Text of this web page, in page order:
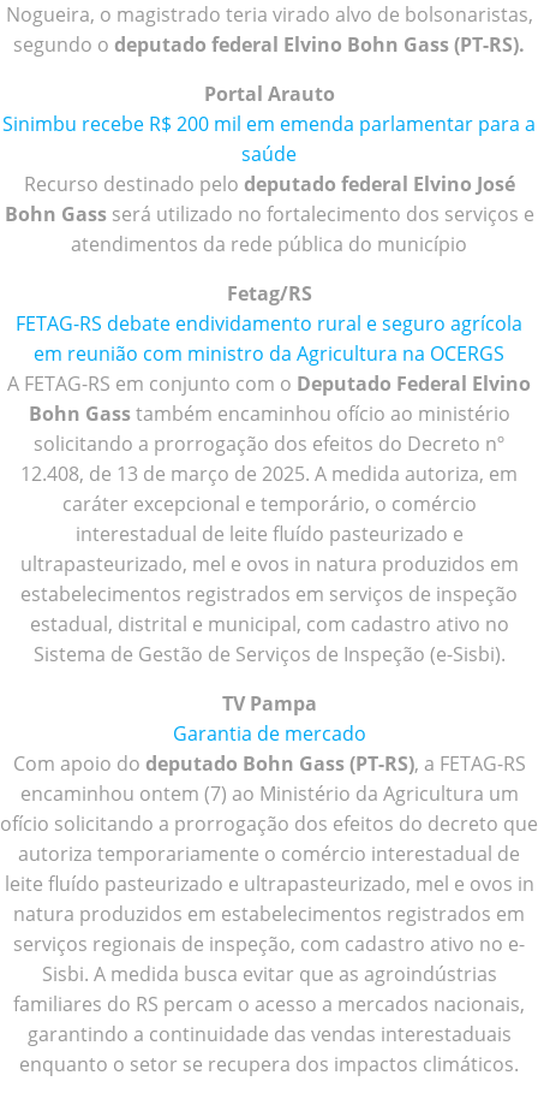
Nogueira, o magistrado teria virado alvo de bolsonaristas,
segundo o deputado federal Elvino Bohn Gass (PT-RS).
Portal Arauto
Sinimbu recebe R$ 200 mil em emenda parlamentar para a
saúde
Recurso destinado pelo deputado federal Elvino José
Bohn Gassserá utilizado no fortalecimento dos serviços e
atendimentos da rede pública do município
Fetag/RS
FETAG-RS debate endividamento rural e seguro agrícola
em reunião com ministro da Agricultura na OCERGS
A FETAG-RS em conjunto com o Deputado Federal Elvino
Bohn Gasstambém encaminhou ofício ao ministério
solicitando a prorrogação dos efeitos do Decreto nº
12.408, de 13 de março de 2025. A medida autoriza, em
caráter excepcional e temporário, o comércio
interestadual de leite fluído pasteurizado e
ultrapasteurizado, mel e ovos in natura produzidos em
estabelecimentos registrados em serviços de inspeção
estadual, distrital e municipal, com cadastro ativo no
Sistema de Gestão de Serviços de Inspeção (e-Sisbi).
TV Pampa
Garantia de mercado
Com apoio do deputado Bohn Gass (PT-RS), a FETAG-RS
encaminhou ontem (7) ao Ministério da Agricultura um
ofício solicitando a prorrogação dos efeitos do decreto que
autoriza temporariamente o comércio interestadual de
leite fluído pasteurizado e ultrapasteurizado, mel e ovos in
natura produzidos em estabelecimentos registrados em
serviços regionais de inspeção, com cadastro ativo no e-
Sisbi. A medida busca evitar que as agroindústrias
familiares do RS percam o acesso a mercados nacionais,
garantindo a continuidade das vendas interestaduais
enquanto o setor se recupera dos impactos climáticos.